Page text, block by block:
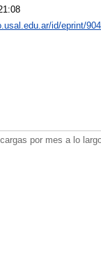
id/eprint/
por mes a lo